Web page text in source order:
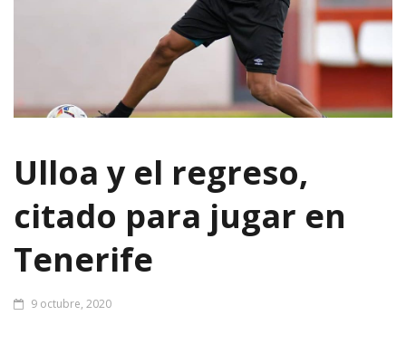
Ulloa y el regreso,
citado para jugar en
Tenerife
9 octubre, 2020